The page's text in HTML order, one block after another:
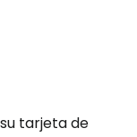
tarjeta de